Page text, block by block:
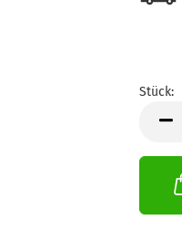
Stück:
Stück